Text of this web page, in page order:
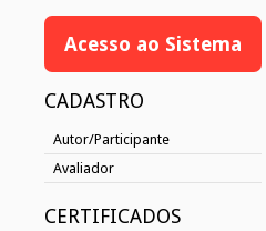
Acesso ao Sistema
CADASTRO
Autor/Participante
Avaliador
CERTIFICADOS